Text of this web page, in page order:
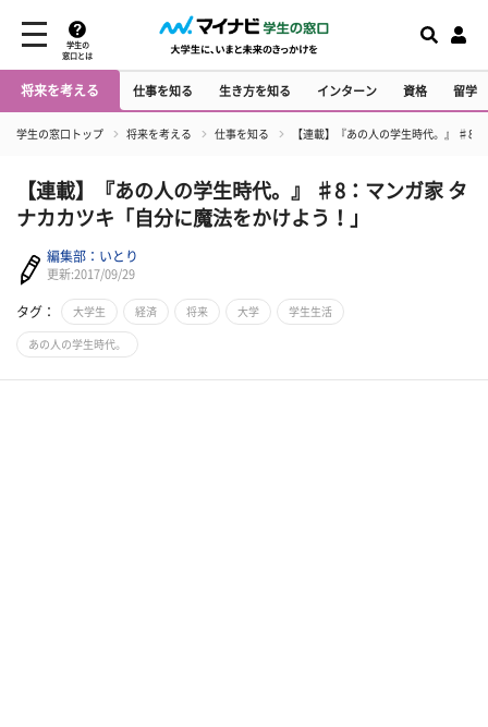
学生の
窓口とは
将来を考える 仕事を知る 生き方を知る インターン 資格 留学
学生の窓口トップ 将来を考える 仕事を知る 【連載】『あの人の学生時代。』 ♯8
【連載】『あの人の学生時代。』 ♯8：マンガ家 タ
ナカカツキ「自分に魔法をかけよう！」
編集部：いとり
更新:2017/09/29
タグ： 大学生 経済 将来 大学 学生生活
あの人の学生時代。